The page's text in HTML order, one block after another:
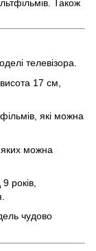
Також
телевізора.
17 см,
які можна
можна
років,
чудово